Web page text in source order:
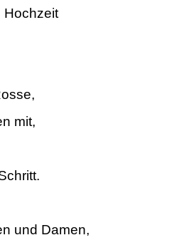
Hochzeit
mit,
und Damen,